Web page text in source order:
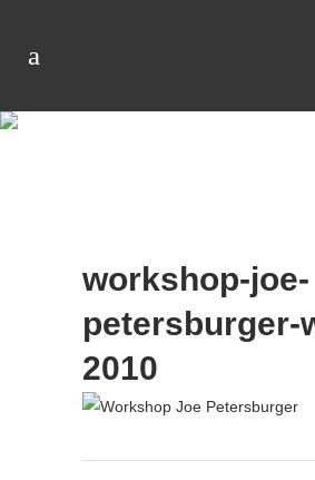
workshop-joe-
petersburger-
2010